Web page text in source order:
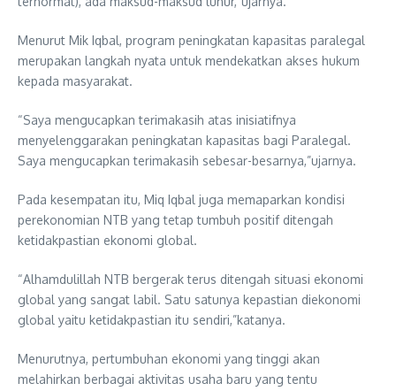
Menurut Mik Iqbal, program peningkatan kapasitas paralegal
merupakan langkah nyata untuk mendekatkan akses hukum
kepada masyarakat.
“Saya mengucapkan terimakasih atas inisiatifnya
menyelenggarakan peningkatan kapasitas bagi Paralegal.
Saya mengucapkan terimakasih sebesar-besarnya,”ujarnya.
Pada kesempatan itu, Miq Iqbal juga memaparkan kondisi
perekonomian NTB yang tetap tumbuh positif ditengah
ketidakpastian ekonomi global.
“Alhamdulillah NTB bergerak terus ditengah situasi ekonomi
global yang sangat labil. Satu satunya kepastian diekonomi
global yaitu ketidakpastian itu sendiri,”katanya.
Menurutnya, pertumbuhan ekonomi yang tinggi akan
melahirkan berbagai aktivitas usaha baru yang tentu